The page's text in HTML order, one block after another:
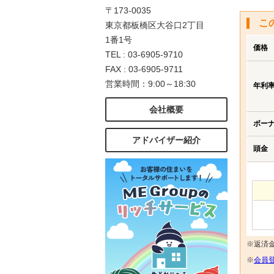
こ
価格
年利
ボー
頭金
※返済
※会員
〒173-0035
東京都板橋区大谷口2丁目
1番1号
TEL : 03-6905-9710
FAX : 03-6905-9711
営業時間：9:00～18:30
会社概要
アドバイザー紹介